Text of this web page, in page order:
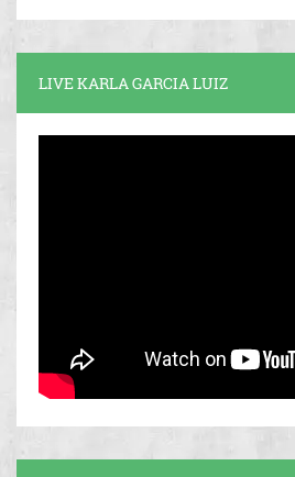
LIVE KARLA GARCIA LUIZ